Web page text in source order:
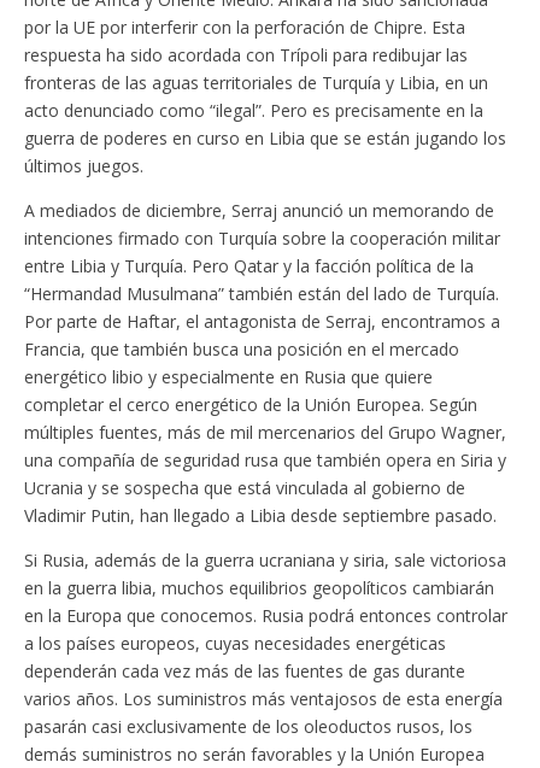
por la UE por interferir con la perforación de Chipre. Esta
respuesta ha sido acordada con Trípoli para redibujar las
fronteras de las aguas territoriales de Turquía y Libia, en un
acto denunciado como “ilegal”. Pero es precisamente en la
guerra de poderes en curso en Libia que se están jugando los
últimos juegos.
A mediados de diciembre, Serraj anunció un memorando de
intenciones firmado con Turquía sobre la cooperación militar
entre Libia y Turquía. Pero Qatar y la facción política de la
“Hermandad Musulmana” también están del lado de Turquía.
Por parte de Haftar, el antagonista de Serraj, encontramos a
Francia, que también busca una posición en el mercado
energético libio y especialmente en Rusia que quiere
completar el cerco energético de la Unión Europea. Según
múltiples fuentes, más de mil mercenarios del Grupo Wagner,
una compañía de seguridad rusa que también opera en Siria y
Ucrania y se sospecha que está vinculada al gobierno de
Vladimir Putin, han llegado a Libia desde septiembre pasado.
Si Rusia, además de la guerra ucraniana y siria, sale victoriosa
en la guerra libia, muchos equilibrios geopolíticos cambiarán
en la Europa que conocemos. Rusia podrá entonces controlar
a los países europeos, cuyas necesidades energéticas
dependerán cada vez más de las fuentes de gas durante
varios años. Los suministros más ventajosos de esta energía
pasarán casi exclusivamente de los oleoductos rusos, los
demás suministros no serán favorables y la Unión Europea